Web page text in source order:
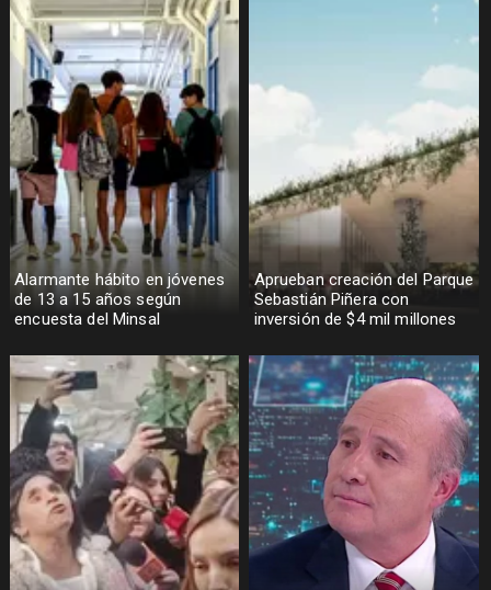
Alarmante hábito en jóvenes
de 13 a 15 años según
encuesta del Minsal
Aprueban creación del Parque
Sebastián Piñera con
inversión de $4 mil millones